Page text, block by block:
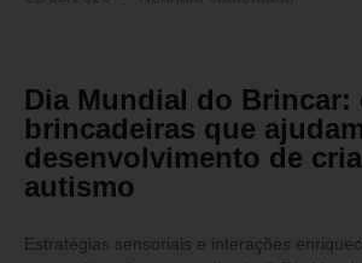
Dia Mundial do Brincar:
brincadeiras que
desenvolvimento de
autismo
Estratégias sensoriais e interações